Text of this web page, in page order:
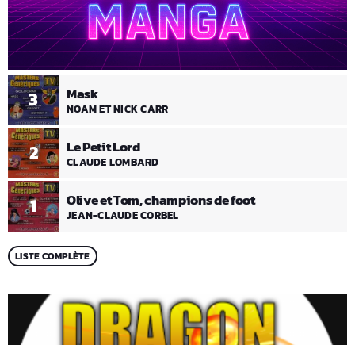
1 Olive et Tom, champions de foot
JEAN-CLAUDE CORBEL
2 Le Petit Lord
CLAUDE LOMBARD
3 Mask
NOAM ET NICK CARR
LISTE COMPLÈTE